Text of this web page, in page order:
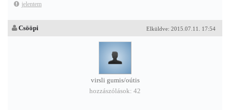
jelentem
Elküldve: 2015.07.11. 17:54
Csööpi
virsli gumis/oútis
hozzászólások: 42